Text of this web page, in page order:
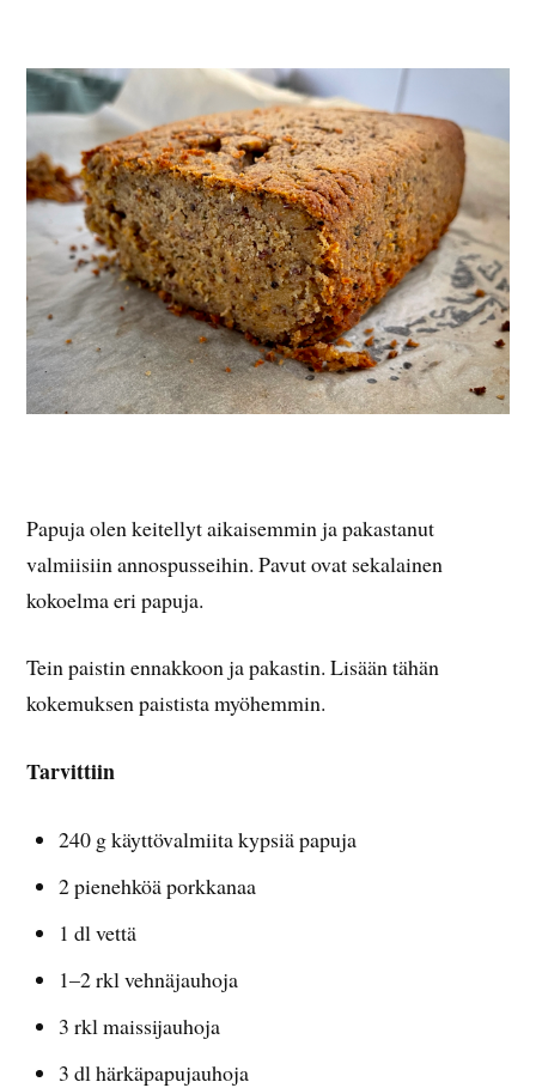
Papuja olen keitellyt aikaisemmin ja pakastanut
valmiisiin annospusseihin. Pavut ovat sekalainen
kokoelma eri papuja.
Tein paistin ennakkoon ja pakastin. Lisään tähän
kokemuksen paistista myöhemmin.
Tarvittiin
240 g käyttövalmiita kypsiä papuja
2 pienehköä porkkanaa
1 dl vettä
1–2 rkl vehnäjauhoja
3 rkl maissijauhoja
3 dl härkäpapujauhoja